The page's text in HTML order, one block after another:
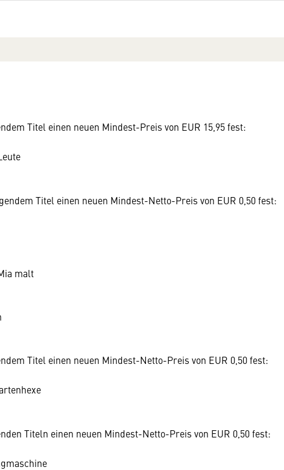
Titel einen neuen Mindest-Preis von EUR 15,95 fest:
Titel einen neuen Mindest-Netto-Preis von EUR 0,50 fest:
malt
Titel einen neuen Mindest-Netto-Preis von EUR 0,50 fest:
Titeln einen neuen Mindest-Netto-Preis von EUR 0,50 fest: